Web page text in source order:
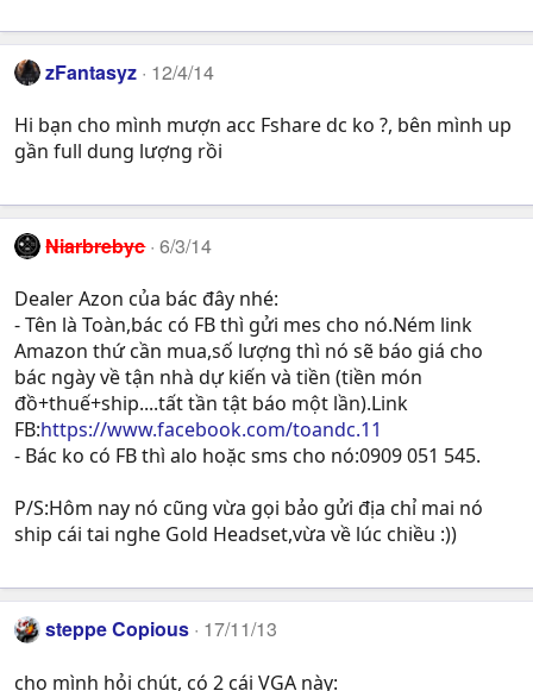
zFantasyz 12/4/14
Hi bạn cho mình mượn acc Fshare dc ko ?, bên mình up
gần full dung lượng rồi
Niarbrebyc 6/3/14
Dealer Azon của bác đây nhé:
- Tên là Toàn,bác có FB thì gửi mes cho nó.Ném link
Amazon thứ cần mua,số lượng thì nó sẽ báo giá cho
bác ngày về tận nhà dự kiến và tiền (tiền món
đồ+thuế+ship....tất tần tật báo một lần).Link
FB:https://www.facebook.com/toandc.11
- Bác ko có FB thì alo hoặc sms cho nó:0909 051 545.
P/S:Hôm nay nó cũng vừa gọi bảo gửi địa chỉ mai nó
ship cái tai nghe Gold Headset,vừa về lúc chiều :))
steppe Copious 17/11/13
cho mình hỏi chút, có 2 cái VGA này: